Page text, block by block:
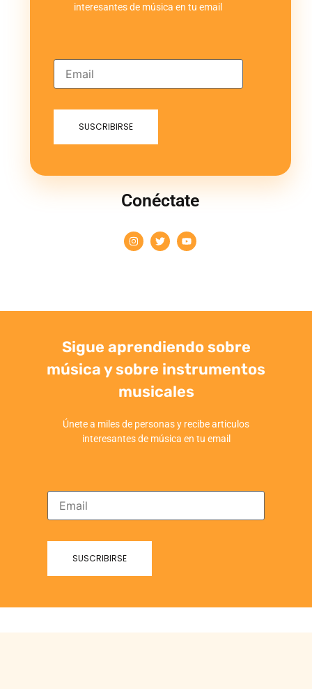
interesantes de música en tu email
Conéctate
Sigue aprendiendo sobre
música y sobre instrumentos
musicales
Únete a miles de personas y recibe articulos
interesantes de música en tu email